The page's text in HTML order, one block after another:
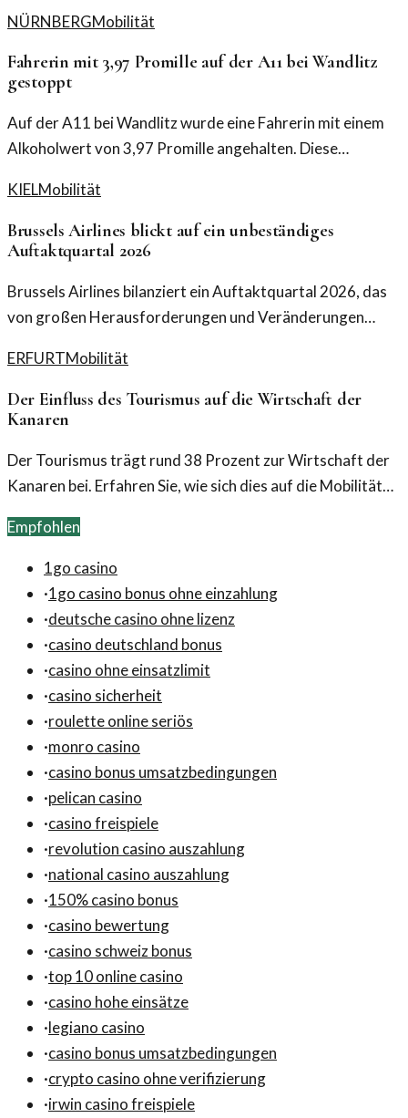
NÜRNBERGMobilität
Fahrerin mit 3,97 Promille auf der A11 bei Wandlitz
gestoppt
Auf der A11 bei Wandlitz wurde eine Fahrerin mit einem
Alkoholwert von 3,97 Promille angehalten. Diese
KIELMobilität
Brussels Airlines blickt auf ein unbeständiges
Auftaktquartal 2026
Brussels Airlines bilanziert ein Auftaktquartal 2026, das
von großen Herausforderungen und Veränderungen
Rahmenbedingungen.
ERFURTMobilität
Der Einfluss des Tourismus auf die Wirtschaft der
Kanaren
Der Tourismus trägt rund 38 Prozent zur Wirtschaft der
Kanaren bei. Erfahren Sie, wie sich dies auf die Mobilität
Empfohlen
1go casino
·1go casino bonus ohne einzahlung
·deutsche casino ohne lizenz
·casino deutschland bonus
·casino ohne einsatzlimit
·casino sicherheit
·roulette online seriös
·monro casino
·casino bonus umsatzbedingungen
·pelican casino
·casino freispiele
·revolution casino auszahlung
·national casino auszahlung
·150% casino bonus
·casino bewertung
·casino schweiz bonus
·top 10 online casino
·casino hohe einsätze
·legiano casino
·casino bonus umsatzbedingungen
·crypto casino ohne verifizierung
·irwin casino freispiele